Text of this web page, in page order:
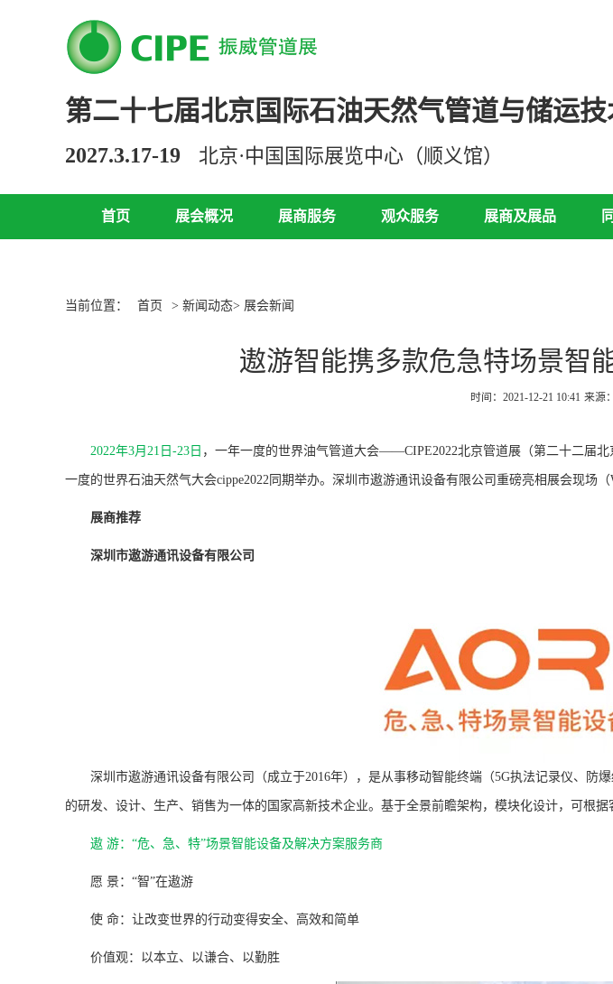
第二十七届北京国际石油天然气管道与储运
2027.3.17-19 北京·中国国际展览中心（顺义馆）
首页 展会概况 展商服务 观众服务 展商及展品
当前位置： 首页 > 新闻动态> 展会新闻
遨游智能携多款危急特场景智
时间：2021-12-21 10:41 来源
2022年3月21日-23日 ，一年一度的世界油气管道大会——CIPE2022北京管道展（第二十二届
一度的世界石油天然气大会cippe2022同期举办。深圳市遨游通讯设备有限公司重磅亮相展会现场
展商推荐
深圳市遨游通讯设备有限公司
深圳市遨游通讯设备有限公司（成立于2016年），是从事移动智能终端（5G执法记录仪、防
的研发、设计、生产、销售为一体的国家高新技术企业。基于全景前瞻架构，模块化设计，可根
遨 游：“危、急、特”场景智能设备及解决方案服务商
愿 景：“智”在遨游
使 命：让改变世界的行动变得安全、高效和简单
价值观：以本立、以谦合、以勤胜